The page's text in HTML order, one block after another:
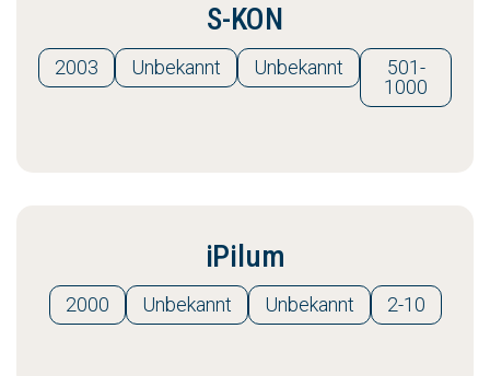
S-KON
2003 Unbekannt Unbekannt
501-
1000
iPilum
2000 Unbekannt Unbekannt 2-10